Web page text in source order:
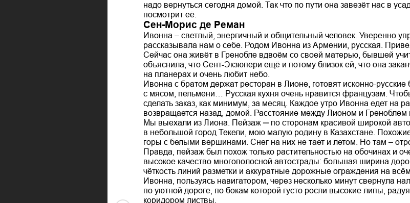
надо вернуться сегодня домой. Так что по пути она завезёт нас в
посмотрит её.
Сен-Морис де Реман
Ивонна – светлый, энергичный и общительный человек. Уверенно
рассказывала нам о себе. Родом Ивонна из Армении, русская.
Сейчас она живёт в Гренобле вдвоём со своей матерью, бывшей
объяснила, что Сент-Экзюпери ещё и потому близок ей, что она
на планерах и очень любит небо.
Ивонна с братом держат ресторан в Лионе, готовят исконно-
с мясом, пельмени… Русская кухня очень нравится французам.
сделать заказ, как минимум, за месяц. Каждое утро Ивонна едет на
возвращается назад, домой. Расстояние между Лионом и Греноблем
Мы выехали из Лиона. Пейзаж ─ по сторонам красивой широкой
в небольшой город Текели, мою малую родину в Казахстане.
горы с белыми вершинами. Снег на них не тает и летом. Но там –
Правда, пейзаж был похож только растительностью на обочинах и
высокое качество многополосной автострады: большая ширина
чёткость линий разметки и аккуратные дорожные ограждения на
Ивонна, пользуясь навигатором, через несколько минут свернула
по уютной дороге, по бокам которой густо росли высокие липы,
коридором листвы.